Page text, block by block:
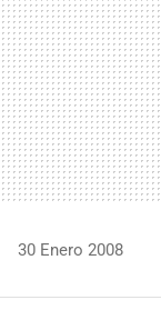
30 Enero 2008